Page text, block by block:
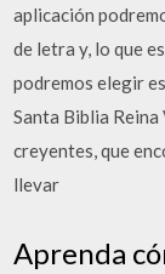
aplicación
de letra y, lo que
podremos elegir
Santa Biblia Reina
creyentes, que
llevar
Aprenda